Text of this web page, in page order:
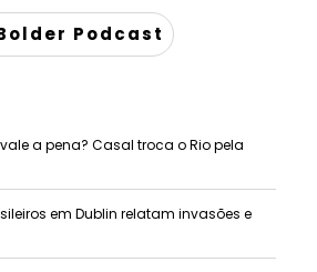
Podcast
a pena? Casal troca o Rio pela
em Dublin relatam invasões e